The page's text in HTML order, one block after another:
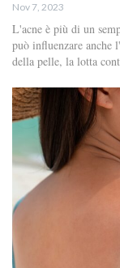
Nov 7, 2023
L'acne è più di un
può influenzare anche
della pelle, la lotta